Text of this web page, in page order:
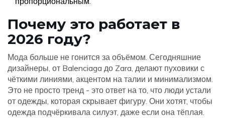
Почему это работает в
2026 году?
Мода больше не гонится за объёмом. Сегодняшние
дизайнеры, от Balenciaga до Zara, делают пуховики с
чёткими линиями, акцентом на талии и минимализмом.
Это не просто тренд - это ответ на то, что люди устали
от одежды, которая скрывает фигуру. Они хотят, чтобы
одежда подчёркивала силуэт, даже если она тёплая.